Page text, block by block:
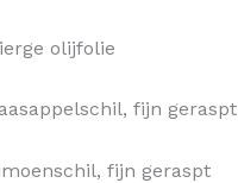
olijfolie
fijn geraspt
fijn geraspt